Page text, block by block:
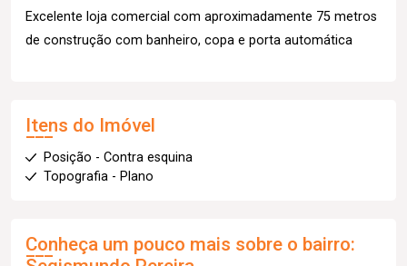
Excelente loja comercial com aproximadamente 75 metros
de construção com banheiro, copa e porta automática
Itens do Imóvel
Posição - Contra esquina
Topografia - Plano
Conheça um pouco mais sobre o bairro: